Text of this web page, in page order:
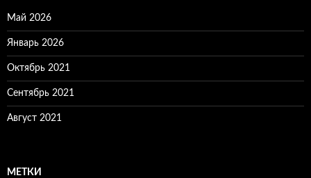
Май 2026
Январь 2026
Октябрь 2021
Сентябрь 2021
Август 2021
МЕТКИ